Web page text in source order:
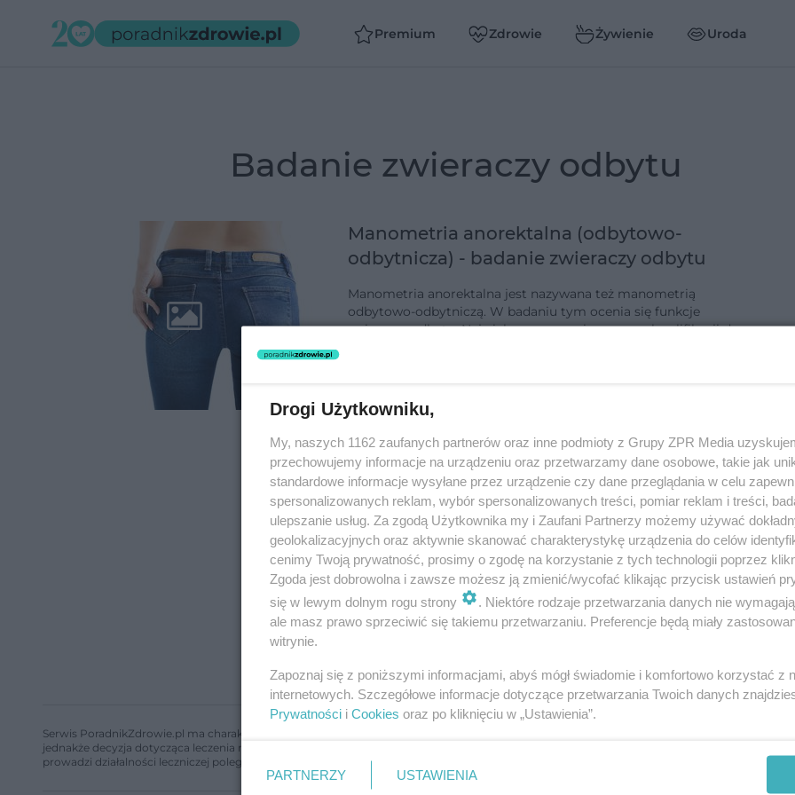
Premium Zdrowie Żywienie Uroda
badanie zwieraczy odbytu
Manometria anorektalna (odbytowo-
odbytnicza) - badanie zwieraczy odbytu
Manometria anorektalna jest nazywana też manometrią
odbytowo-odbytniczą. W badaniu tym ocenia się funkcje
zwieraczy odbytu. Największe znaczenie ma przy kwalifikacji do
Serwis PoradnikZdrowie.pl ma charakter edukacyjny, nie stanowi i nie zastępuje porady lekarskiej. Redakcja serwisu dokłada wszelkich
jednakże decyzja dotycząca leczenia należy do lekarza. Redakcja i wydawca serwisu nie ponoszą odpowiedzialności wynikającej z
prowadzi działalności leczniczej polegającej na udzielaniu świadczeń zdrowotnych w rozumieniu art. 3 ust 1 ustawy o działalności leczniczej.
Drogi Użytkowniku,
My, naszych 1162 zaufanych partnerów oraz inne podmioty z Grupy ZPR Media
przechowujemy informacje na urządzeniu oraz przetwarzamy dane osobowe, takie jak
standardowe informacje wysyłane przez urządzenie czy dane przeglądania w celu
spersonalizowanych reklam, wybór spersonalizowanych treści, pomiar reklam i treści,
ulepszanie usług. Za zgodą Użytkownika my i Zaufani Partnerzy możemy używać
geolokalizacyjnych oraz aktywnie skanować charakterystykę urządzenia do celów
cenimy Twoją prywatność, prosimy o zgodę na korzystanie z tych technologii poprzez
Zgoda jest dobrowolna i zawsze możesz ją zmienić/wycofać klikając przycisk ustawień
się w lewym dolnym rogu strony
. Niektóre rodzaje przetwarzania danych nie
ale masz prawo sprzeciwić się takiemu przetwarzaniu. Preferencje będą miały
witrynie.
Zapoznaj się z poniższymi informacjami, abyś mógł świadomie i komfortowo korzystać z
internetowych. Szczegółowe informacje dotyczące przetwarzania Twoich danych
Prywatności i Cookies oraz po kliknięciu w „Ustawienia”.
PARTNERZY USTAWIENIA